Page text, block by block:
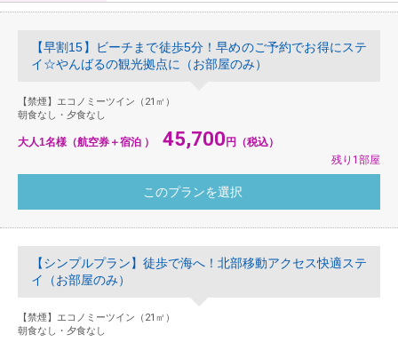
【早割15】ビーチまで徒歩5分！早めのご予約でお得にステ
イ☆やんばるの観光拠点に（お部屋のみ）
【禁煙】エコノミーツイン（21㎡）
朝食なし・夕食なし
大人1名様（航空券＋宿泊 ） 45,700 円（税込）
残り1部屋
【シンプルプラン】徒歩で海へ！北部移動アクセス快適ステ
イ（お部屋のみ）
【禁煙】エコノミーツイン（21㎡）
朝食なし・夕食なし